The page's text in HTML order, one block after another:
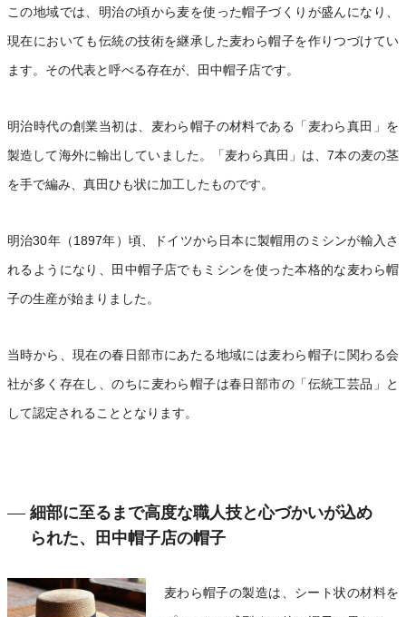
この地域では、明治の頃から麦を使った帽子づくりが盛んになり、
現在においても伝統の技術を継承した麦わら帽子を作りつづけてい
ます。その代表と呼べる存在が、田中帽子店です。
明治時代の創業当初は、麦わら帽子の材料である「麦わら真田」を
製造して海外に輸出していました。「麦わら真田」は、7本の麦の茎
を手で編み、真田ひも状に加工したものです。
明治30年（1897年）頃、ドイツから日本に製帽用のミシンが輸入さ
れるようになり、田中帽子店でもミシンを使った本格的な麦わら帽
子の生産が始まりました。
当時から、現在の春日部市にあたる地域には麦わら帽子に関わる会
社が多く存在し、のちに麦わら帽子は春日部市の「伝統工芸品」と
して認定されることとなります。
細部に至るまで高度な職人技と心づかいが込め
られた、田中帽子店の帽子
麦わら帽子の製造は、シート状の材料を